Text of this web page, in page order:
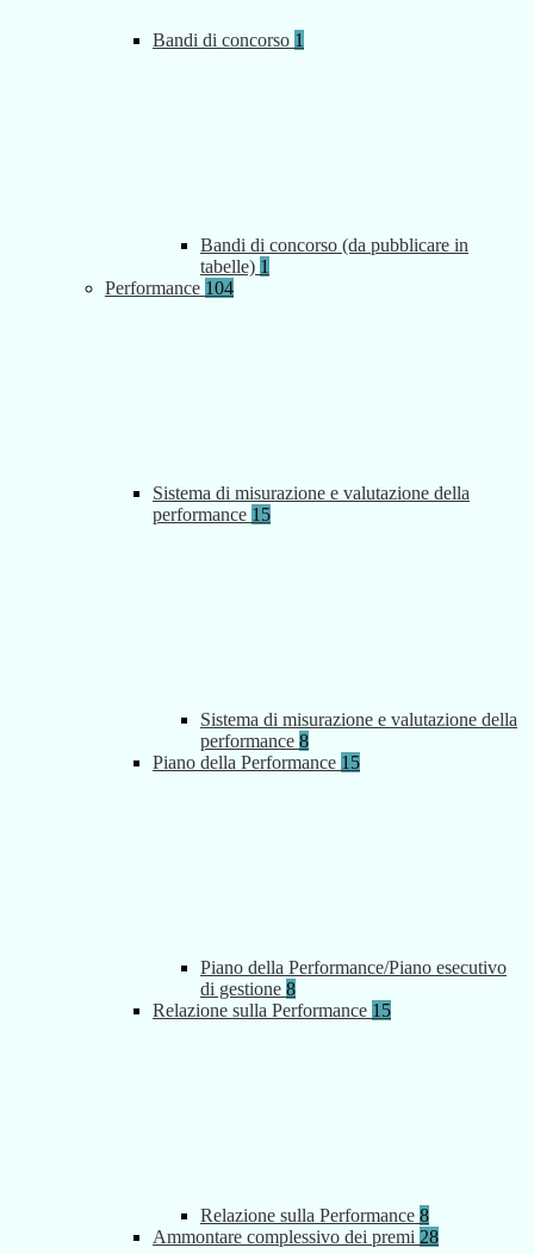
Bandi di concorso 1
Bandi di concorso (da pubblicare in
tabelle) 1
Performance 104
Sistema di misurazione e valutazione della
performance 15
Sistema di misurazione e valutazione della
performance 8
Piano della Performance 15
Piano della Performance/Piano esecutivo
di gestione 8
Relazione sulla Performance 15
Relazione sulla Performance 8
Ammontare complessivo dei premi 28